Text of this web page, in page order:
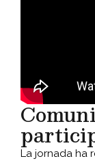
La jornada ha